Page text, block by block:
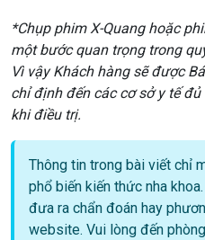
*Chụp phim X-Quang hoặc
một bước quan trọng trong
Vì vậy Khách hàng sẽ được
chỉ định đến các cơ sở y tế
khi điều trị.
Thông tin trong bài viết chỉ
phổ biến kiến thức nha
đưa ra chẩn đoán hay
website. Vui lòng đến